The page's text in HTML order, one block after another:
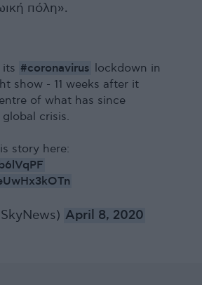
πόλη».
its #coronavirus lockdown in
show - 11 weeks after it
of what has since
crisis.
story here:
April 8, 2020